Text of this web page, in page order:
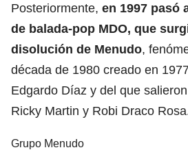
Posteriormente, en 1997 pasó
de balada-pop MDO, que
disolución de Menudo,
década de 1980 creado en
Edgardo Díaz y del que
Ricky Martin y Robi Draco
Grupo Menudo